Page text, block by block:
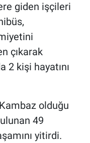
giden işçileri
çıkarak
2 kişi hayatını
olduğu
49
yitirdi.